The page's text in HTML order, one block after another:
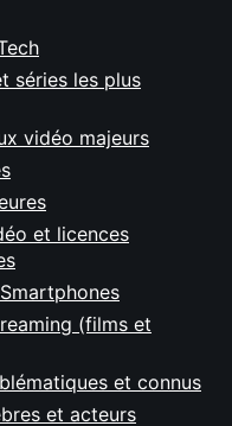
séries les plus
vidéo majeurs
et licences
(films et
et connus
et acteurs